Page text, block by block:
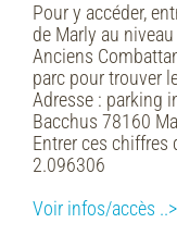
Pour y accéder,
de Marly au
Anciens
parc pour trouver
Adresse : parking
Bacchus 78160
Entrer ces chiffres
2.096306
Voir infos/accès